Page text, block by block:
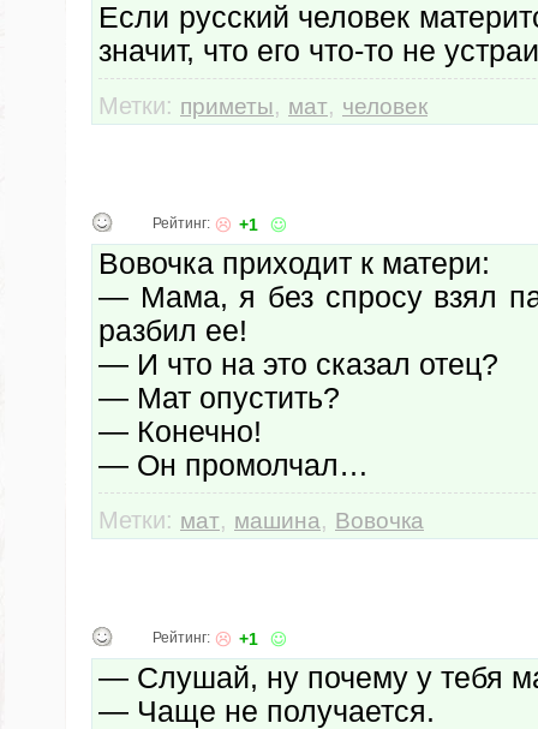
Если русский человек
значит, что его что-то не
Метки: приметы, мат, человек
Рейтинг: +1
Вовочка приходит к матери:
— Мама, я без спросу взял
разбил ее!
— И что на это сказал отец?
— Мат опустить?
— Конечно!
— Он промолчал…
Метки: мат, машина, Вовочка
Рейтинг: +1
— Слушай, ну почему у тебя
— Чаще не получается.